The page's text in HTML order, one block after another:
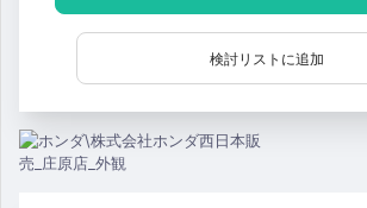
検討リストに追加